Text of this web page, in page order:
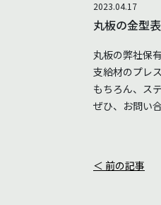
2023.04.17
丸板の金型表
丸板の弊社保
支給材のプレ
もちろん、ス
ぜひ、お問い
＜ 前の記事